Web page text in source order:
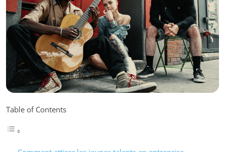
Table of Contents